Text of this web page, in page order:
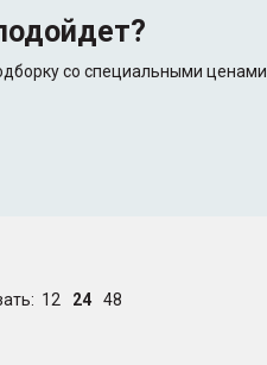
со специальными ценами
12 24 48